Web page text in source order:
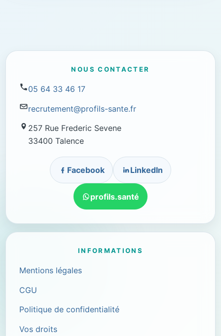
NOUS CONTACTER
05 64 33 46 17
recrutement@profils-sante.fr
257 Rue Frederic Sevene
33400 Talence
Facebook LinkedIn
profils.santé
INFORMATIONS
Mentions légales
CGU
Politique de confidentialité
Vos droits